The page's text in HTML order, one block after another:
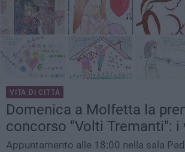
VITA DI CITTÀ
Domenica a Molfetta la
concorso "Volti Tremanti": i
Appuntamento alle 18:00 nella sala